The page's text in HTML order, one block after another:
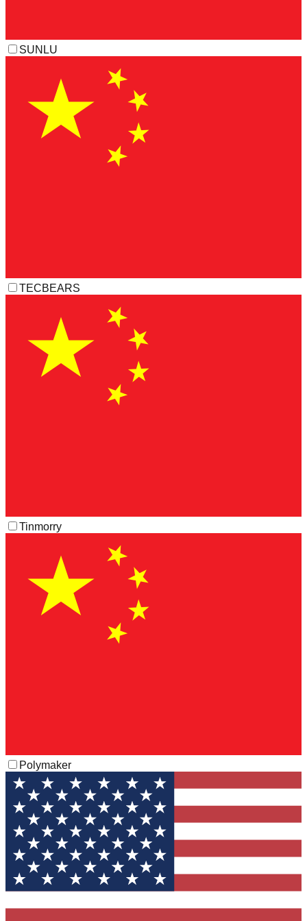
SUNLU
TECBEARS
Tinmorry
Polymaker